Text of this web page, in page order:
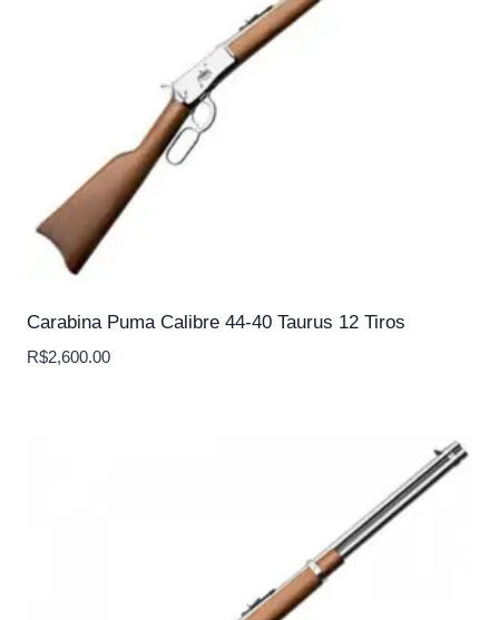
Carabina Puma Calibre 44-40 Taurus 12 Tiros
R$2,600.00